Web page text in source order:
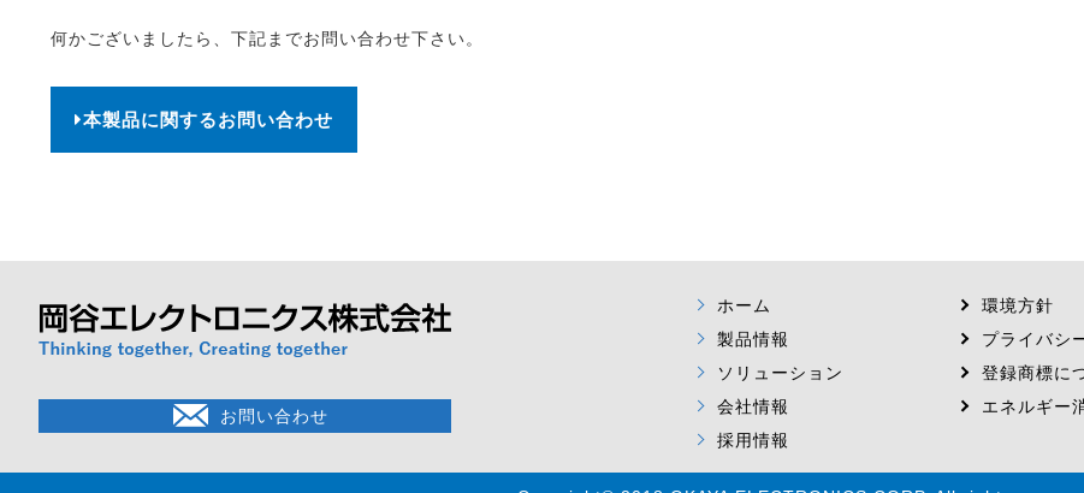
何かございましたら、下記までお問い合わせ下さい。
本製品に関するお問い合わせ
お問い合わせ
ホーム
製品情報
ソリューション
会社情報
採用情報
環境方針
プライバシ
登録商標に
エネルギー